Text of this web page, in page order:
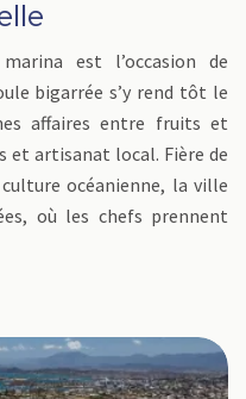
est l’occasion de
bigarrée s’y rend tôt le
affaires entre fruits et
et artisanat local. Fière de
océanienne, la ville
où les chefs prennent